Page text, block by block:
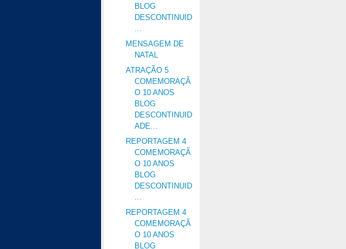
BLOG
DESCONTINUID
MENSAGEM DE
NATAL
ATRAÇÃO 5
COMEMORAÇÃ
O 10 ANOS
BLOG
DESCONTINUID
ADE...
REPORTAGEM 4
COMEMORAÇÃ
O 10 ANOS
BLOG
DESCONTINUID
...
REPORTAGEM 4
COMEMORAÇÃ
O 10 ANOS
BLOG